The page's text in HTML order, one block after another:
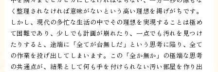
く整理されなければ意味がないという高い理想を掲げがちです。
しかし、現代の多忙な生活の中でその理想を実現することは極め
て困難であり、少しでも計画が崩れたり、一点でも汚れを見つけ
たりすると、途端に「全てが台無しだ」という思考に陥り、全て
の作業を投げ出してしまいます。この「全か無か」の極端な思考
の共通点が、結果として何も手を付けられない汚い部屋を作り出